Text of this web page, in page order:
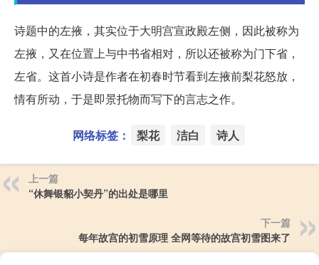
诗题中的左掖，其实位于大明宫宣政殿左侧，因此被称为
左掖，又在位置上与中书省相对，所以还被称为门下省，
左省。这首小诗是作者在初春时节看到左掖前梨花怒放，
情有所动，于是即景托物而写下的言志之作。
网络标签： 梨花 洁白 诗人
上一篇
“休舞银貂小契丹”的出处是哪里
下一篇
每年故宫的初雪原理 全网等待的故宫初雪图来了